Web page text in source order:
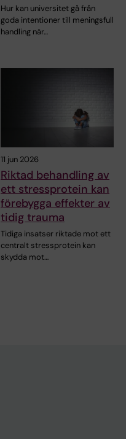
Hur kan universitet gå från
goda intentioner till meningsfull
handling när…
11 jun 2026
Riktad behandling av
ett stressprotein kan
förebygga effekter av
tidig trauma
Tidiga insatser riktade mot ett
centralt stressprotein kan
skydda mot…